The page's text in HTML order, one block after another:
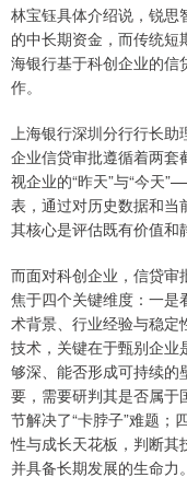
林宝钰具体介绍说，锐思
的中长期资金，而传统
海银行基于科创企业的信
作。
上海银行深圳分行行长助
企业信贷审批遵循着两套
视企业的“昨天”与“今天
表，通过对历史数据和当
其核心是评估既有价值和
而面对科创企业，信贷审
焦于四个关键维度：一是
术背景、行业经验与稳定
技术，关键在于甄别企业
够深、能否形成可持续的
要，需要研判其是否属于
节解决了“卡脖子”难题；
性与成长天花板，判断其
并具备长期发展的生命力。